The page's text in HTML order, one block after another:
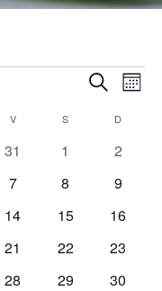
vistas
de
Buscar
Mes
VVIERNES S D
0
31
0
1
0
2
0
7
0
8
0
9
0
14
0
15
0
16
0
21
0
22
0
23
0
28
0
29
0
30